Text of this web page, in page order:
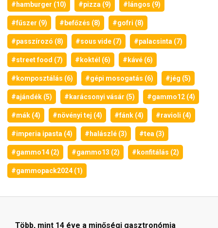
#hamburger (10) #pizza (9) #lángos (9)
#fűszer (9) #befőzés (8) #gofri (8)
#passzírozó (8) #sous vide (7) #palacsinta (7)
#street food (7) #koktél (6) #kávé (6)
#komposztálás (6) #gépi mosogatás (6) #jég (5)
#ajándék (5) #karácsonyi vásár (5) #gammo12 (4)
#mák (4) #növényi tej (4) #fánk (4) #ravioli (4)
#imperia ipasta (4) #halászlé (3) #tea (3)
#gammo14 (2) #gammo13 (2) #konfitálás (2)
#gammopack2024 (1)
Több, mint 14 éve a minőségi gasztronómia